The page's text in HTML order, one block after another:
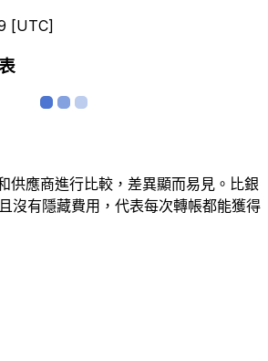
[UTC]
供應商進行比較，差異顯而易見。比銀
沒有隱藏費用，代表每次轉帳都能獲得